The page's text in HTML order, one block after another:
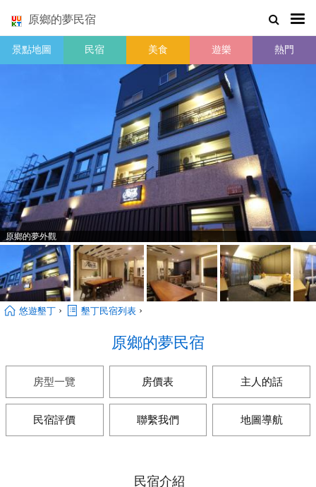
原鄉的夢民宿
景點地圖 民宿 美食 遊樂 熱門
原鄉的夢外觀
悠遊墾丁 › 墾丁民宿列表 ›
原鄉的夢民宿
房型一覽 房價表 主人的話
民宿評價 聯繫我們 地圖導航
民宿介紹